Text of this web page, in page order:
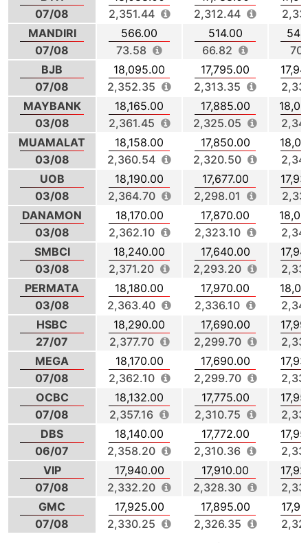
07/08
2,351.44
2,312.44
MANDIRI
07/08
566.00
73.58
514.00
66.82
BJB
07/08
18,095.00
2,352.35
17,795.00
2,313.35
MAYBANK
03/08
18,165.00
2,361.45
17,885.00
2,325.05
MUAMALAT
03/08
18,158.00
2,360.54
17,850.00
2,320.50
UOB
03/08
18,190.00
2,364.70
17,677.00
2,298.01
DANAMON
03/08
18,170.00
2,362.10
17,870.00
2,323.10
SMBCI
03/08
18,240.00
2,371.20
17,640.00
2,293.20
PERMATA
03/08
18,180.00
2,363.40
17,970.00
2,336.10
HSBC
27/07
18,290.00
2,377.70
17,690.00
2,299.70
MEGA
07/08
18,170.00
2,362.10
17,690.00
2,299.70
OCBC
07/08
18,132.00
2,357.16
17,775.00
2,310.75
DBS
06/07
18,140.00
2,358.20
17,772.00
2,310.36
VIP
07/08
17,940.00
2,332.20
17,910.00
2,328.30
GMC
07/08
17,925.00
2,330.25
17,895.00
2,326.35